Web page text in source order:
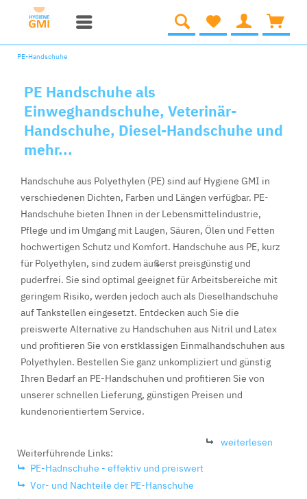
PE-Handschuhe
PE Handschuhe als
Einweghandschuhe, Veterinär-
Handschuhe, Diesel-Handschuhe und
mehr...
Handschuhe aus Polyethylen (PE) sind auf Hygiene GMI in
verschiedenen Dichten, Farben und Längen verfügbar. PE-
Handschuhe bieten Ihnen in der Lebensmittelindustrie,
Pflege und im Umgang mit Laugen, Säuren, Ölen und Fetten
hochwertigen Schutz und Komfort. Handschuhe aus PE, kurz
für Polyethylen, sind zudem äußerst preisgünstig und
puderfrei. Sie sind optimal geeignet für Arbeitsbereiche mit
geringem Risiko, werden jedoch auch als Dieselhandschuhe
auf Tankstellen eingesetzt. Entdecken auch Sie die
preiswerte Alternative zu Handschuhen aus Nitril und Latex
und profitieren Sie von erstklassigen Einmalhandschuhen aus
Polyethylen. Bestellen Sie ganz unkompliziert und günstig
Ihren Bedarf an PE-Handschuhen und profitieren Sie von
unserer schnellen Lieferung, günstigen Preisen und
kundenorientiertem Service.
weiterlesen
Weiterführende Links:
PE-Hadnschuhe - effektiv und preiswert
Vor- und Nachteile der PE-Hanschuhe